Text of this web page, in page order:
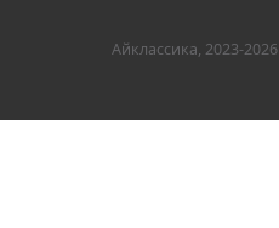
Айклассика, 2023-2026